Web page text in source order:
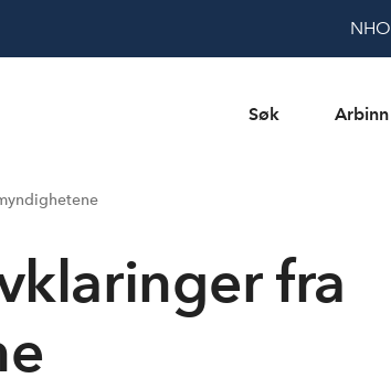
NHO
Søk Arbinn
fra